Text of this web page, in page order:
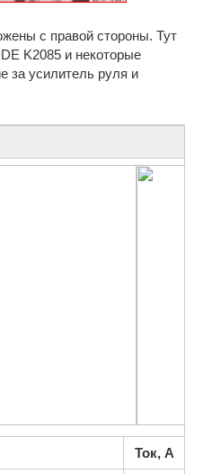
с правой стороны. Тут
K2085 и некоторые
за усилитель руля и
Ток, А